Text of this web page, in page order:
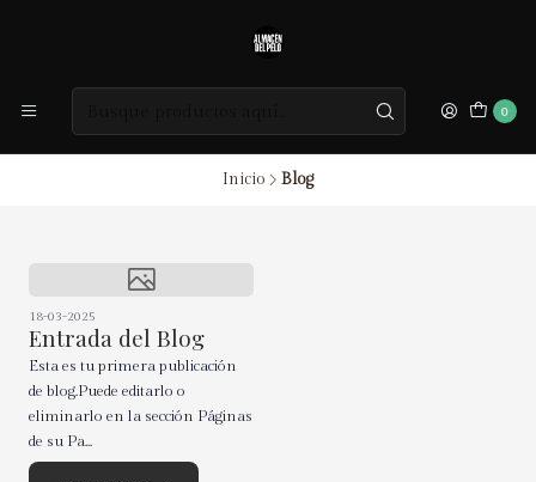
0
Inicio Blog
18-03-2025
Entrada del Blog
Esta es tu primera publicación
de blog.Puede editarlo o
eliminarlo en la sección Páginas
de su Pa...